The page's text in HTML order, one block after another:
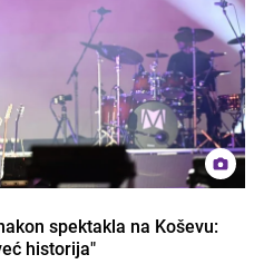
spektakla na Koševu:
historija"